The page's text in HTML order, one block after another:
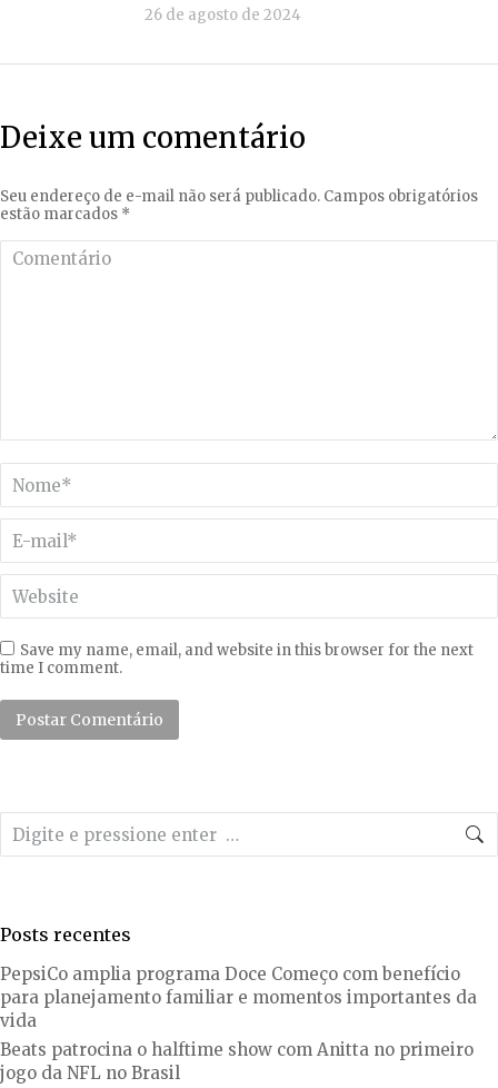
26 de agosto de 2024
Deixe um comentário
Seu endereço de e-mail não será publicado. Campos obrigatórios
estão marcados *
Comentário
Nome *
E-mail *
Website
Save my name, email, and website in this browser for the next
time I comment.
Postar Comentário
Search:
Posts recentes
PepsiCo amplia programa Doce Começo com benefício
para planejamento familiar e momentos importantes da
vida
Beats patrocina o halftime show com Anitta no primeiro
jogo da NFL no Brasil